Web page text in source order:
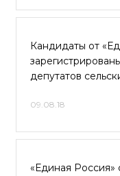
Кандидаты от
депутатов
09.08.18
«Единая Россия»